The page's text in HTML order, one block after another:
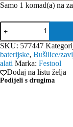
Samo 1 komad(a) na
Festool
KHC
18
EB-
Basic
baterijska
rotaciona
udarna
SKU: 577447
baterijske, Bušilice/
alati Marka: Festool
Dodaj na listu želja
Podijeli s drugima